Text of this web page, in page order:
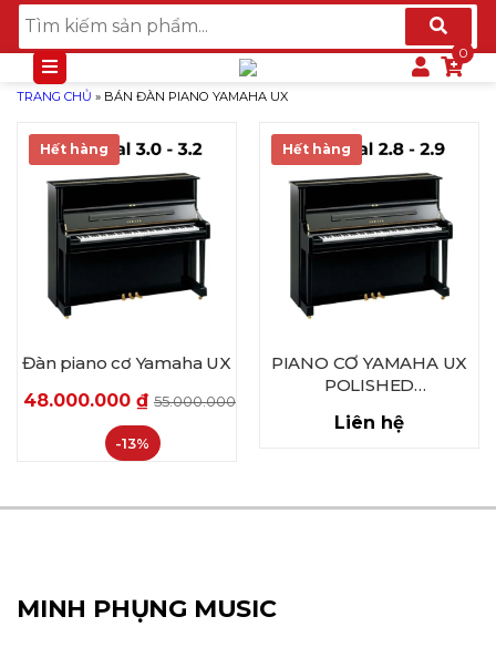
TRANG CHỦ » BÁN ĐÀN PIANO YAMAHA UX
Hết hàng
Đàn piano cơ Yamaha UX
48.000.000 ₫ 55.000.000
-13%
Hết hàng
PIANO CƠ YAMAHA UX
POLISHED
2.9xx.xxx
Liên hệ
MINH PHỤNG MUSIC